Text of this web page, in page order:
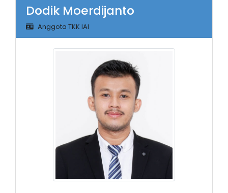
Dodik Moerdijanto
Anggota TKK IAI